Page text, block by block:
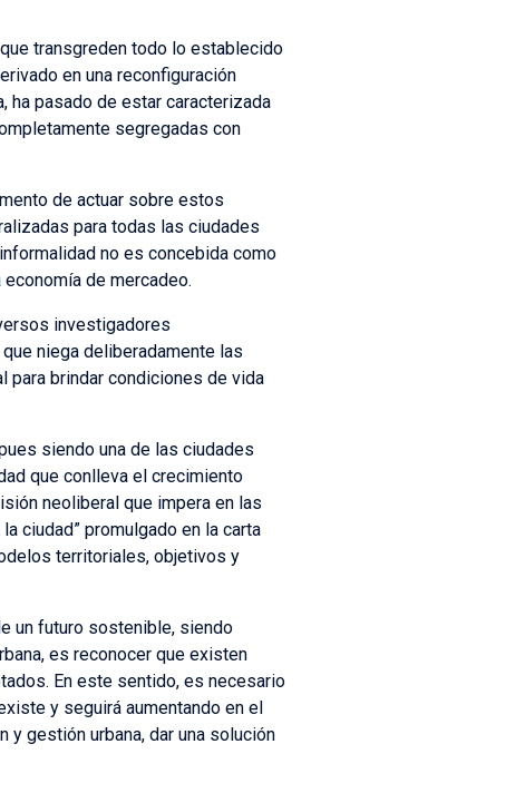
transgreden todo lo establecido
en una reconfiguración
ha pasado de estar caracterizada
segregadas con
de actuar sobre estos
para todas las ciudades
no es concebida como
economía de mercadeo.
investigadores
que niega deliberadamente las
brindar condiciones de vida
siendo una de las ciudades
que conlleva el crecimiento
neoliberal que impera en las
ciudad” promulgado en la carta
territoriales, objetivos y
un futuro sostenible, siendo
es reconocer que existen
En este sentido, es necesario
y seguirá aumentando en el
gestión urbana, dar una solución